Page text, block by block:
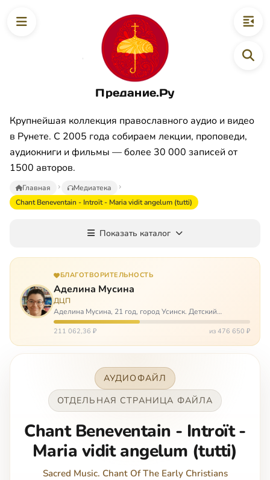
Предание.Ру
Крупнейшая коллекция православного аудио и видео
в Рунете. С 2005 года собираем лекции, проповеди,
аудиокниги и фильмы — более 30 000 записей от
1500 авторов.
Главная
Медиатека
Chant Beneventain - Introït - Maria vidit angelum (tutti)
Показать каталог
БЛАГОТВОРИТЕЛЬНОСТЬ
Аделина Мусина
ДЦП
Аделина Мусина, 21 год, город Усинск. Детский
церебральный паралич, передвигается на ходунках или
коляске. Аделине требуется помощь, чтобы ноги
211 062,36 ₽ из 476 650 ₽
АУДИОФАЙЛ
ОТДЕЛЬНАЯ СТРАНИЦА ФАЙЛА
Chant Beneventain - Introït -
Maria vidit angelum (tutti)
Sacred Music. Chant Of The Early Christians